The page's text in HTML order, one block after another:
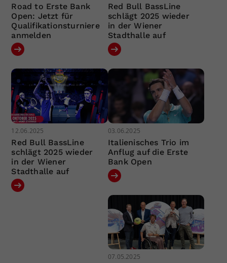
Road to Erste Bank
Open: Jetzt für
Qualifikationsturniere
anmelden
Red Bull BassLine
schlägt 2025 wieder
in der Wiener
Stadthalle auf
12.06.2025
Red Bull BassLine
schlägt 2025 wieder
in der Wiener
Stadthalle auf
03.06.2025
Italienisches Trio im
Anflug auf die Erste
Bank Open
07.05.2025